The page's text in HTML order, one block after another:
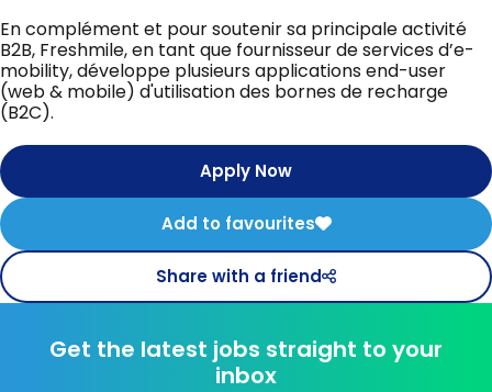
En complément et pour soutenir sa principale activité
B2B, Freshmile, en tant que fournisseur de services d’e-
mobility, développe plusieurs applications end-user
(web & mobile) d'utilisation des bornes de recharge
(B2C).
Apply Now
Add to favourites
Share with a friend
Get the latest jobs straight to your
inbox